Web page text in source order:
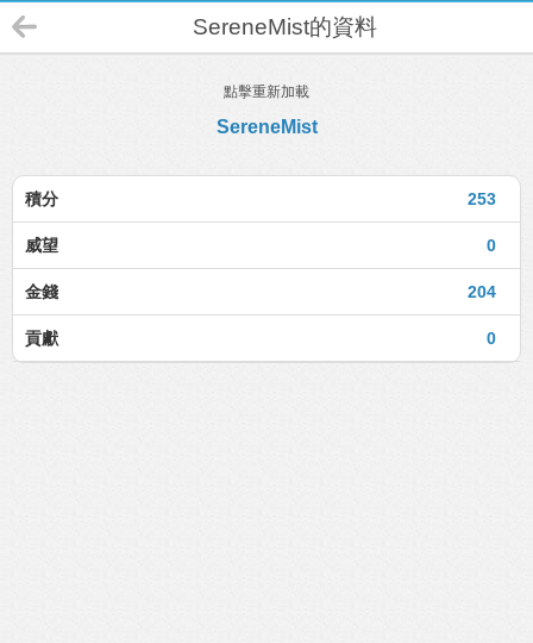
SereneMist的資料
點擊重新加載
SereneMist
253
積分
0
威望
204
金錢
0
貢獻